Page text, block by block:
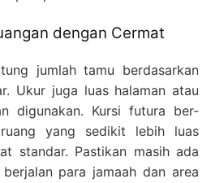
dengan Cermat
jumlah tamu berdasarkan
Ukur juga luas halaman atau
digunakan. Kursi futura ber-
yang sedikit lebih luas
standar. Pastikan masih ada
para jamaah dan area